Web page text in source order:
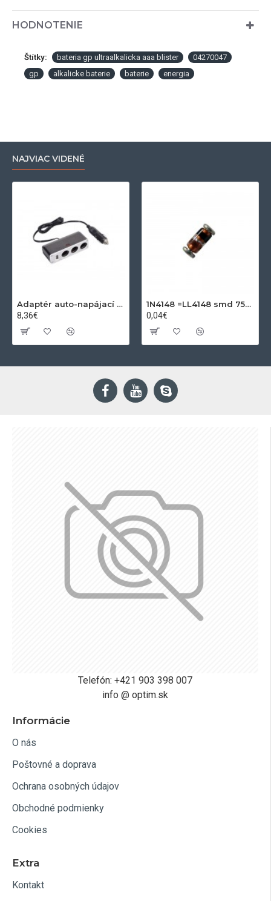
HODNOTENIE
Štítky: bateria gp ultraalkalicka aaa blister
04270047
gp
alkalicke baterie baterie energia
NAJVIAC VIDENÉ
Adaptér auto-napájací 1xkon./3x zdierka- 12/24V, USB 1000mA
8,36€
1N4148 =LL4148 smd 75V,0.15A SOD80C
0,04€
Telefón: +421 903 398 007
info @ optim.sk
Informácie
O nás
Poštovné a doprava
Ochrana osobných údajov
Obchodné podmienky
Cookies
Extra
Kontakt